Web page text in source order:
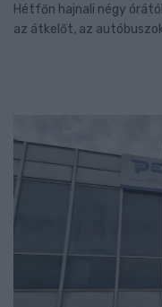
Hétfőn hajnali négy
az átkelőt, az